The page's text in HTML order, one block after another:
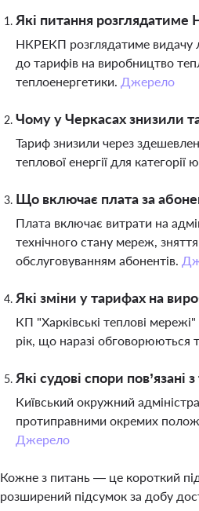
Які питання розглядатиме
НКРЕКП розглядатиме видачу
до тарифів на виробництво
теплоенергетики. Джерело
Чому у Черкасах знизили
Тариф знизили через
теплової енергії для
Що включає плата за
Плата включає витрати на
технічного стану мереж,
обслуговуванням абонентів.
Які зміни у тарифах на
КП "Харківські теплові
рік, що наразі обговорюються
Які судові спори
Київський окружний
протиправними окремих
Джерело
Кожне з питань — це короткий
розширений підсумок за добу